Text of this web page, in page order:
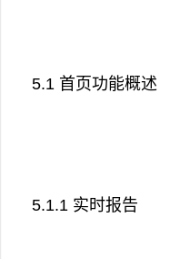
5.1 首页功能概述
5.1.1 实时报告